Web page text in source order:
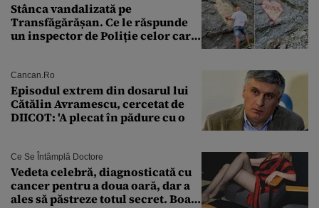
Stânca vandalizată pe
Transfăgărășan. Ce le răspunde
un inspector de Poliție celor care
Cancan.ro
Episodul extrem din dosarul lui
Cătălin Avramescu, cercetat de
DIICOT: 'A plecat în pădure cu o
Ce Se Întâmplă Doctore
Vedeta celebră, diagnosticată cu
cancer pentru a doua oară, dar a
ales să păstreze totul secret. Boala